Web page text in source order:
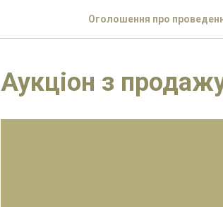
Оголошення про
Аукціон з